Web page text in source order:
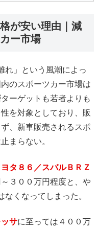
が安い理由｜減
ー市場
れ」という風潮によっ
のスポーツカー市場は
ーゲットも若者よりも
を対象としており、販
、新車販売されるスポ
まらない。
ヨタ８６／スバルＢＲＺ
３００万円程度と、や
くなってしまった。
サに至っては４００万